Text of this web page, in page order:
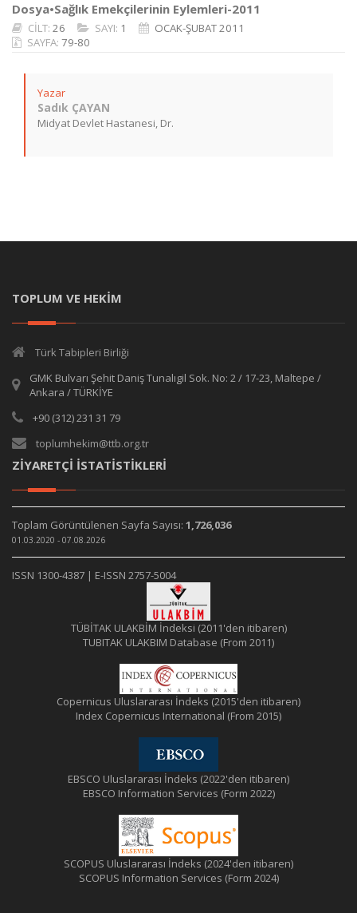
Dosya•Sağlık Emekçilerinin Eylemleri-2011
CİLT: 26 SAYI: 1
OCAK-ŞUBAT 2011
SAYFA: 79-80
Yazar
Sadık ÇAYAN
Midyat Devlet Hastanesi, Dr.
TOPLUM VE HEKİM
Türk Tabipleri Birliği
GMK Bulvarı Şehit Daniş Tunalıgil Sok. No: 2 / 17-23, Maltepe /
Ankara / TÜRKİYE
+90 (312) 231 31 79
toplumhekim@ttb.org.tr
ZİYARETÇİ İSTATİSTİKLERİ
Toplam Görüntülenen Sayfa Sayısı: 1,726,036
01.03.2020 - 07.08.2026
ISSN 1300-4387 | E-ISSN 2757-5004
TÜBİTAK ULAKBİM İndeksi (2011'den itibaren)
TUBITAK ULAKBIM Database (From 2011)
Copernicus Uluslararası İndeks (2015'den itibaren)
Index Copernicus International (From 2015)
EBSCO Uluslararası İndeks (2022'den itibaren)
EBSCO Information Services (Form 2022)
SCOPUS Uluslararası İndeks (2024'den itibaren)
SCOPUS Information Services (Form 2024)